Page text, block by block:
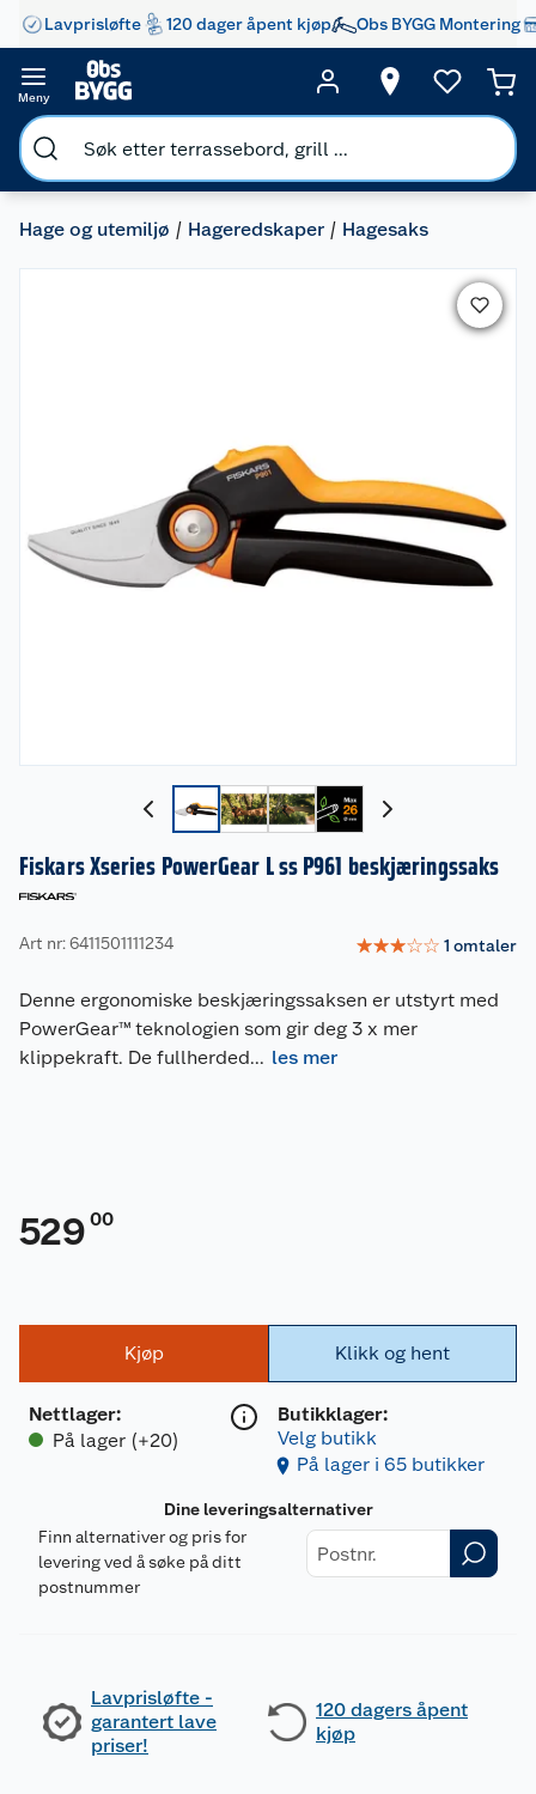
Lavprisløfte 120 dager åpent kjøp Obs BYGG Montering
Meny
Hage og utemiljø Hageredskaper Hagesaks
Fiskars Xseries PowerGear L ss P961 beskjæringssaks
Art nr: 6411501111234 ☆☆☆☆☆ 1 omtaler
Denne ergonomiske beskjæringssaksen er utstyrt med
PowerGear™ teknologien som gir deg 3 x mer
klippekraft. De fullherded... les mer
529 00
Kjøp
Nettlager:
På lager (+20)
Klikk og hent
Butikklager:
Velg butikk
På lager i 65 butikker
Dine leveringsalternativer
Finn alternativer og pris for
levering ved å søke på ditt
postnummer
Lavprisløfte -
garantert lave
priser!
120 dagers åpent
kjøp